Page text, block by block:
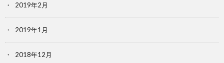
2019年2月
2019年1月
2018年12月